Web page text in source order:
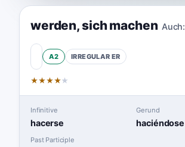
werden,sich machen Auch:
A2 IRREGULAR ER
★★★★★
Infinitive
hacerse
Gerund
haciéndose
Past Participle